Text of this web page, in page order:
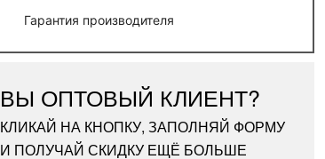
Гарантия производителя
ВЫ ОПТОВЫЙ КЛИЕНТ?
КЛИКАЙ НА КНОПКУ, ЗАПОЛНЯЙ ФОРМУ
И ПОЛУЧАЙ СКИДКУ ЕЩЁ БОЛЬШЕ